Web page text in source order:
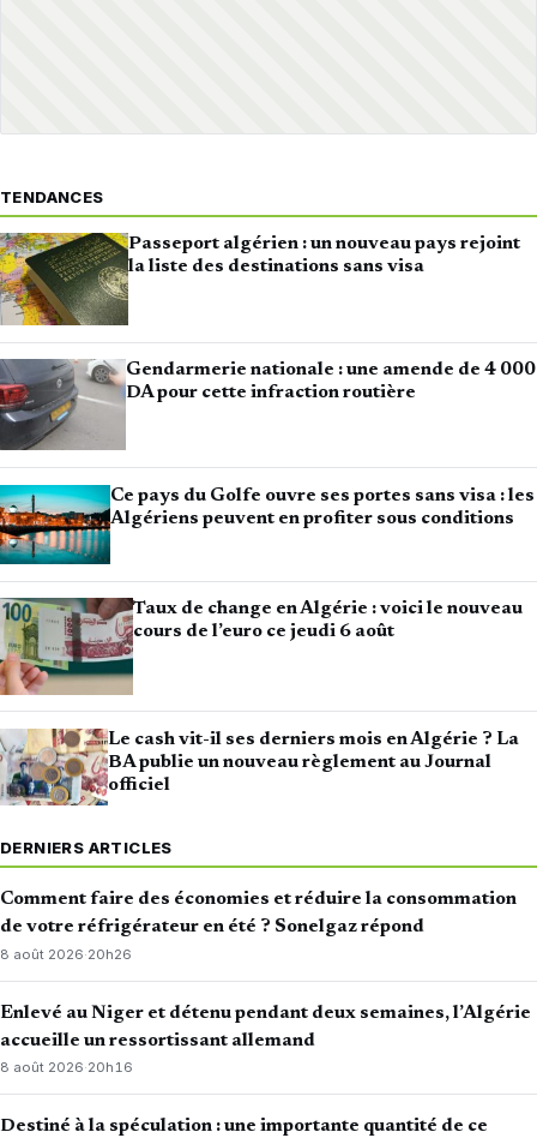
TENDANCES
Passeport algérien : un nouveau pays rejoint
la liste des destinations sans visa
Gendarmerie nationale : une amende de 4 000
DA pour cette infraction routière
Ce pays du Golfe ouvre ses portes sans visa : les
Algériens peuvent en profiter sous conditions
Taux de change en Algérie : voici le nouveau
cours de l’euro ce jeudi 6 août
Le cash vit-il ses derniers mois en Algérie ? La
BA publie un nouveau règlement au Journal
officiel
DERNIERS ARTICLES
Comment faire des économies et réduire la consommation
de votre réfrigérateur en été ? Sonelgaz répond
8 août 2026·20h26
Enlevé au Niger et détenu pendant deux semaines, l’Algérie
accueille un ressortissant allemand
8 août 2026·20h16
Destiné à la spéculation : une importante quantité de ce